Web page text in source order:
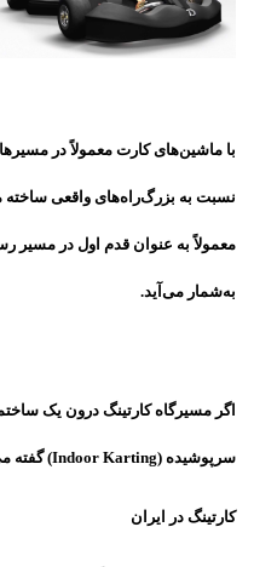
با ماشین‌های کارت معمولاً در
نسبت به بزرگ‌راه‌های واقعی
معمولاً به عنوان قدم اول در
به‌شمار می‌آید.
اگر مسیرگاه کارتینگ درون یک
سرپوشیده (Indoor Karting) گفته می‌شود.
کارتینگ در ایران